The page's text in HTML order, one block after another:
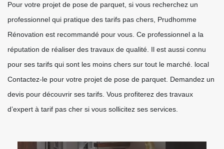
Pour votre projet de pose de parquet, si vous recherchez un
professionnel qui pratique des tarifs pas chers, Prudhomme
Rénovation est recommandé pour vous. Ce professionnel a la
réputation de réaliser des travaux de qualité. Il est aussi connu
pour ses tarifs qui sont les moins chers sur tout le marché. local
Contactez-le pour votre projet de pose de parquet. Demandez un
devis pour découvrir ses tarifs. Vous profiterez des travaux
d’expert à tarif pas cher si vous sollicitez ses services.